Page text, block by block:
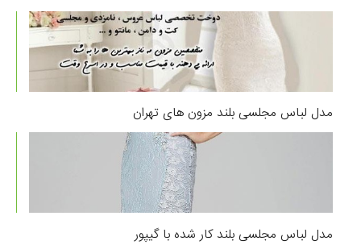
مدل لباس مجلسی بلند مزون های تهران
مدل لباس مجلسی بلند کار شده با گیپور